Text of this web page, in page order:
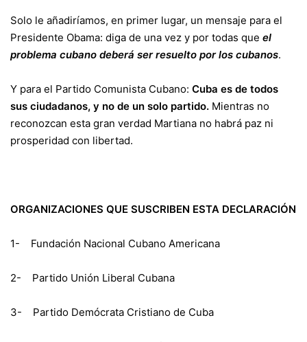
Solo le añadiríamos, en primer lugar, un mensaje para el
Presidente Obama: diga de una vez y por todas que el
problema cubano deberá ser resuelto por los cubanos.
Y para el Partido Comunista Cubano: Cuba es de todos
sus ciudadanos, y no de un solo partido. Mientras no
reconozcan esta gran verdad Martiana no habrá paz ni
prosperidad con libertad.
ORGANIZACIONES QUE SUSCRIBEN ESTA DECLARACIÓN
1- Fundación Nacional Cubano Americana
2- Partido Unión Liberal Cubana
3- Partido Demócrata Cristiano de Cuba